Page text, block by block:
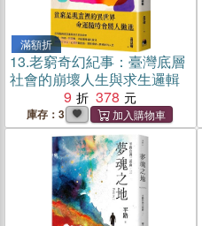
滿額折
13.老窮奇幻紀事：臺灣底層
社會的崩壞人生與求生邏輯
9
378
庫存：3